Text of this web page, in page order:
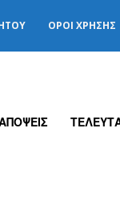
ΌΡΟΙ ΧΡΉΣΗΣ